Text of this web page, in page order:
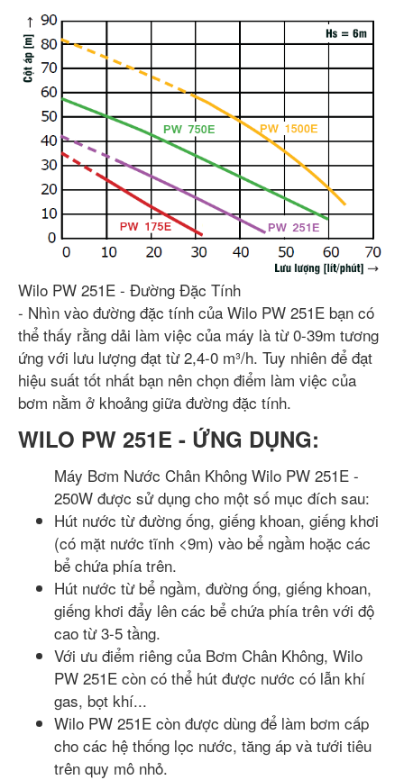
Wilo PW 251E - Đường Đặc Tính
- Nhìn vào đường đặc tính của Wilo PW 251E bạn có
thể thấy rằng dải làm việc của máy là từ 0-39m tương
ứng với lưu lượng đạt từ 2,4-0 m³/h. Tuy nhiên để đạt
hiệu suất tốt nhất bạn nên chọn điểm làm việc của
bơm nằm ở khoảng giữa đường đặc tính.
WILO PW 251E - ỨNG DỤNG:
Máy Bơm Nước Chân Không Wilo PW 251E -
250W được sử dụng cho một số mục đích sau:
Hút nước từ đường ống, giếng khoan, giếng khơi
(có mặt nước tĩnh <9m) vào bể ngầm hoặc các
bể chứa phía trên.
Hút nước từ bể ngầm, đường ống, giếng khoan,
giếng khơi đẩy lên các bể chứa phía trên với độ
cao từ 3-5 tầng.
Với ưu điểm riêng của Bơm Chân Không, Wilo
PW 251E còn có thể hút được nước có lẫn khí
gas, bọt khí...
Wilo PW 251E còn được dùng để làm bơm cấp
cho các hệ thống lọc nước, tăng áp và tưới tiêu
trên quy mô nhỏ.